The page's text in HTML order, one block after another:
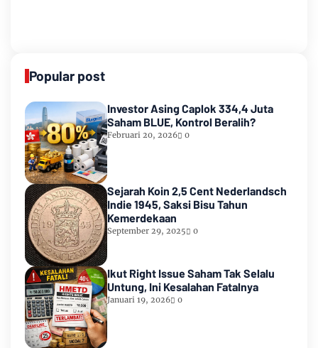
Popular post
Investor Asing Caplok 334,4 Juta
Saham BLUE, Kontrol Beralih?
Februari 20, 2026 0
Sejarah Koin 2,5 Cent Nederlandsch
Indie 1945, Saksi Bisu Tahun
Kemerdekaan
September 29, 2025 0
Ikut Right Issue Saham Tak Selalu
Untung, Ini Kesalahan Fatalnya
Januari 19, 2026 0